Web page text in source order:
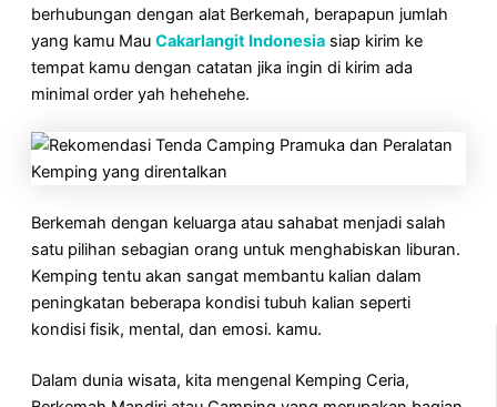
berhubungan dengan alat Berkemah, berapapun jumlah
yang kamu Mau Cakarlangit Indonesia siap kirim ke
tempat kamu dengan catatan jika ingin di kirim ada
minimal order yah hehehehe.
Berkemah dengan keluarga atau sahabat menjadi salah
satu pilihan sebagian orang untuk menghabiskan liburan.
Kemping tentu akan sangat membantu kalian dalam
peningkatan beberapa kondisi tubuh kalian seperti
kondisi fisik, mental, dan emosi. kamu.
Dalam dunia wisata, kita mengenal Kemping Ceria,